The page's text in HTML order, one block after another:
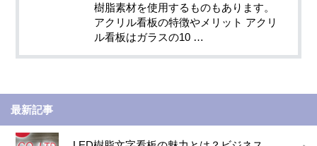
樹脂素材を使用するものもあります。
アクリル看板の特徴やメリット アクリ
ル看板はガラスの10 …
最新記事